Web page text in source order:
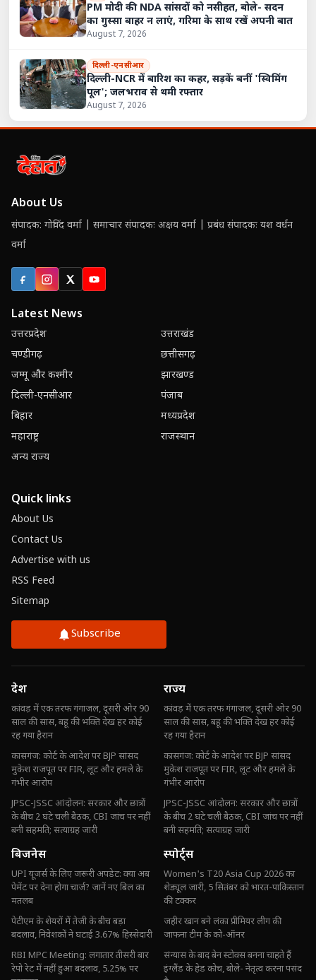
PM मोदी की NDA सांसदों को नसीहत, बोले- सदन
का गुस्सा बाहर न लाएं, गरिमा के साथ रखें अपनी बात
August 7, 2026
दिल्ली-एनसीआर
दिल्ली-NCR में बारिश का कहर, सड़कें बनीं 'स्विमिंग
पूल'; जलभराव से थमी रफ्तार
August 7, 2026
About Us
संपादक: गोविंद वर्मा | समाचार संपादकः अक्षय वर्मा | प्रबंध संपादकः यश वर्धन
वर्मा
FacebookInstagram
X (Twitter)
YouTube
Latest News
उत्तरप्रदेश
उत्तराखंड
चण्डीगढ़
छत्तीसगढ़
जम्मू और कश्मीर
झारखण्ड
दिल्ली-एनसीआर
पंजाब
बिहार
मध्यप्रदेश
महाराष्ट्र
राजस्थान
अन्य राज्य
Quick links
About Us
Contact Us
Advertise with us
RSS Feed
Sitemap
Subscribe
देश
कांवड़ में एक तरफ गंगाजल, दूसरी ओर 90
साल की सास, बहू की भक्ति देख हर कोई
रह गया हैरान
कासगंज: कोर्ट के आदेश पर BJP सांसद
मुकेश राजपूत पर FIR, लूट और हमले के
गंभीर आरोप
JPSC-JSSC आंदोलन: सरकार और छात्रों
के बीच 2 घंटे चली बैठक, CBI जांच पर नहीं
बनी सहमति; सत्याग्रह जारी
राज्य
कांवड़ में एक तरफ गंगाजल, दूसरी ओर 90
साल की सास, बहू की भक्ति देख हर कोई
रह गया हैरान
कासगंज: कोर्ट के आदेश पर BJP सांसद
मुकेश राजपूत पर FIR, लूट और हमले के
गंभीर आरोप
JPSC-JSSC आंदोलन: सरकार और छात्रों
के बीच 2 घंटे चली बैठक, CBI जांच पर नहीं
बनी सहमति; सत्याग्रह जारी
बिजनेस
UPI यूजर्स के लिए जरूरी अपडेट: क्या अब
पेमेंट पर देना होगा चार्ज? जानें नए बिल का
मतलब
पेटीएम के शेयरों में तेजी के बीच बड़ा
बदलाव, निवेशकों ने घटाई 3.67% हिस्सेदारी
RBI MPC Meeting: लगातार तीसरी बार
रेपो रेट में नहीं हुआ बदलाव, 5.25% पर
स्पोर्ट्स
Women's T20 Asia Cup 2026 का
शेड्यूल जारी, 5 सितंबर को भारत-पाकिस्तान
की टक्कर
जहीर खान बने लंका प्रीमियर लीग की
जाफना टीम के को-ऑनर
संन्यास के बाद बेन स्टोक्स बनना चाहते हैं
इंग्लैंड के हेड कोच, बोले- नेतृत्व करना पसंद